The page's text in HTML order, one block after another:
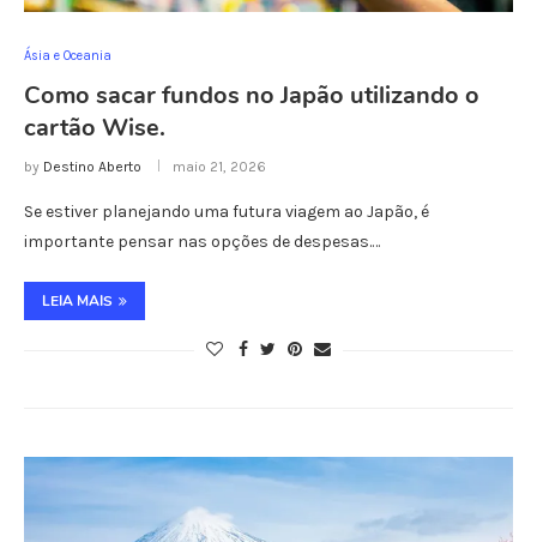
Ásia e Oceania
Como sacar fundos no Japão utilizando o
cartão Wise.
by Destino Aberto maio 21, 2026
Se estiver planejando uma futura viagem ao Japão, é
importante pensar nas opções de despesas.…
LEIA MAIS